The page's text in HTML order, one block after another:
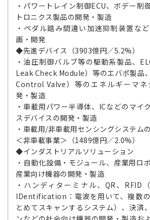
・パワートレイン制御ECU、ボデー制
トロニクス製品の開発・製造
・ペダル踏み間違い加速抑制装置な
画・開発
◆先進デバイス（3903億円／5.2%）
・油圧制御バルブ等の駆動系製品、
Leak Check Module）等のエバポ製品
Control Valve）等のエネルギーマネ
発・製造
・車載用パワー半導体、ICなどのマイ
スデバイスの開発・製造
・車載用/非車載用センシングシステム
＜非車載事業＞（1489億円／2.0%）
◆インダストリアルソリューション
・自動化設備・モジュール、産業用ロ
産業向け機器の開発・製造
・ハンディターミナル、QR、RFID
IDentification：電波を用いて、複数
とめてスキャンするシステム）、決済